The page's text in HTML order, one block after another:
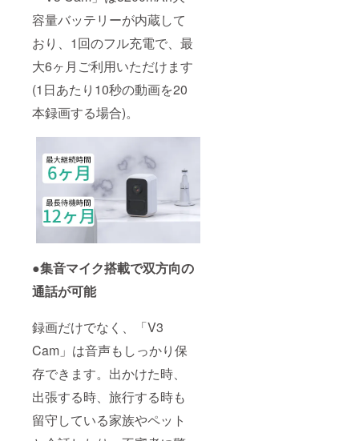
容量バッテリーが内蔵して
おり、1回のフル充電で、最
大6ヶ月ご利用いただけます
(1日あたり10秒の動画を20
本録画する場合)。
●集音マイク搭載で双方向の
通話が可能
録画だけでなく、「V3
Cam」は音声もしっかり保
存できます。出かけた時、
出張する時、旅行する時も
留守している家族やペット